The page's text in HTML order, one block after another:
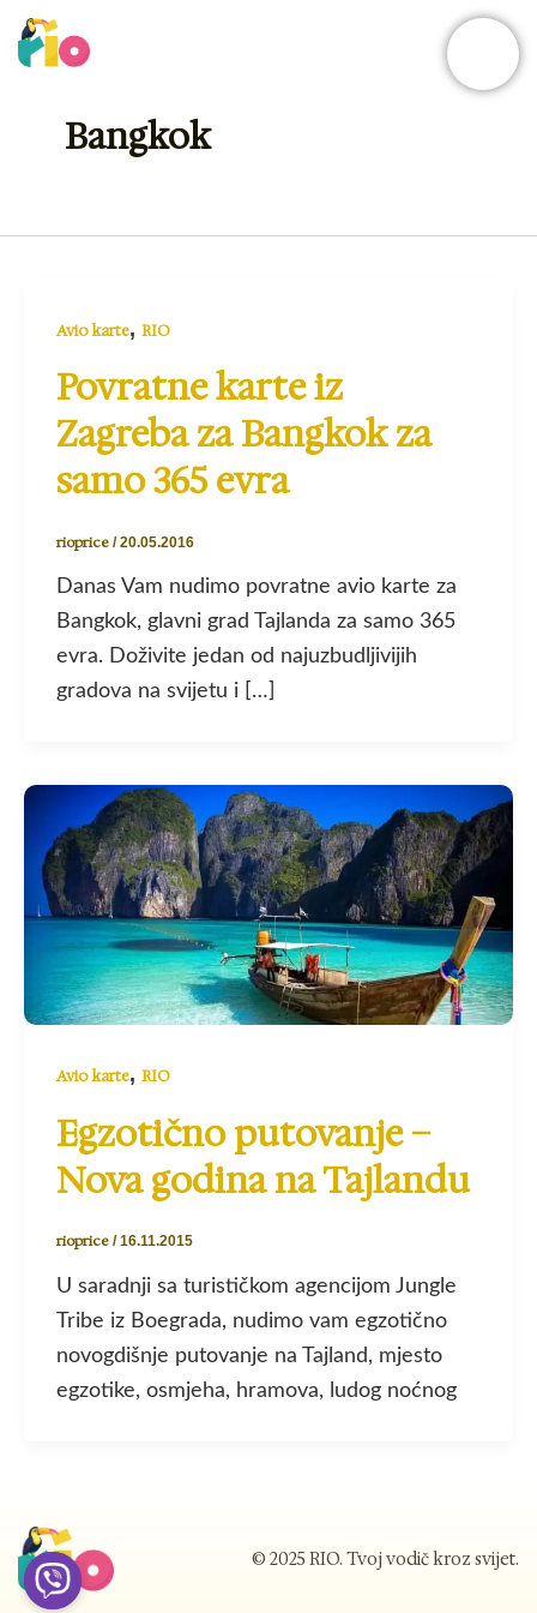
Skip
to
Bangkok
Avio karte, RIO
Povratne karte iz
Zagreba za Bangkok za
samo 365 evra
rioprice /20.05.2016
Danas Vam nudimo povratne avio karte za
Bangkok, glavni grad Tajlanda za samo 365
evra. Doživite jedan od najuzbudljivijih
gradova na svijetu i […]
Avio karte, RIO
Egzotično putovanje –
Nova godina na Tajlandu
rioprice /16.11.2015
U saradnji sa turističkom agencijom Jungle
Tribe iz Boegrada, nudimo vam egzotično
novogdišnje putovanje na Tajland, mjesto
egzotike, osmjeha, hramova, ludog noćnog
© 2025 RIO. Tvoj vodič kroz svijet.